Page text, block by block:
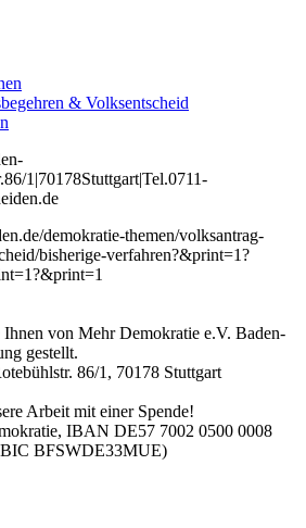
& Volksentscheid
-
.86/1 |70178Stuttgart|Tel.0711-
.de
demokratie-themen/volksantrag-
bisherige-verfahren?&print=1?
von Mehr Demokratie e.V. Baden-
gestellt.
86/1, 70178 Stuttgart
Arbeit mit einer Spende!
IBAN DE57 7002 0500 0008
BFSWDE33MUE)